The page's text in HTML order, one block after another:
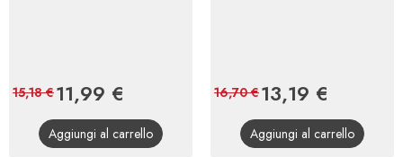
Prezzo
11,99 €
base
15,18 €
Aggiungi al carrello
Prezzo
13,19 €
base
16,70 €
Aggiungi al carrello